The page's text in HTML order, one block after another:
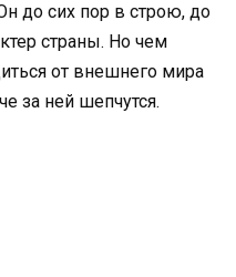
до сих пор в строю, до
страны. Но чем
от внешнего мира
за ней шепчутся.